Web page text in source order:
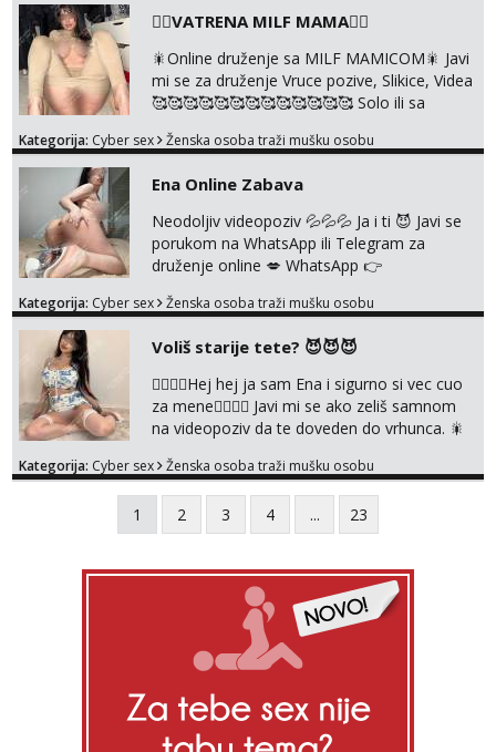
Uvijek sam spremna za ONLOINE zabavu.
Volim vruće u porukama uz pokoju fotku.
Radim slikice i videa po tvojoj želji te imam
raznih mater...
❤️‍🔥VATRENA MILF MAMA❤️‍🔥
🎇Online druženje sa MILF MAMICOM🎇 Javi
mi se za druženje Vruce pozive, Slikice, Videa
🥰🥰🥰🥰🥰🥰🥰🥰🥰🥰🥰🥰🥰 Solo ili sa
WhatsApp ili Telegram WhatsApp 👉
@enafriedrichkis 🤬NE RADIM SASTANKE I
DRUZENJA UZIVO🤬
Kategorija: Cyber sex Ženska osoba traži mušku osobu
Ena Online Zabava
Neodoljiv videopoziv 💦💦💦 Ja i ti 😈 Javi se
porukom na WhatsApp ili Telegram za
druženje online 💋 WhatsApp 👉
@enafriedrichkis NEE radimo sastnke uzivo
Kategorija: Cyber sex Ženska osoba traži mušku osobu
Voliš starije tete? 😈😈😈
❤️‍🔥❤️‍🔥Hej hej ja sam Ena i sigurno si vec cuo
za mene❤️‍🔥❤️‍🔥 Javi mi se ako zeliš samnom
na videopoziv da te doveden do vrhunca. 🎇
@enafriedrichkis Radim samo ONLINE I
NISTA UŽIVO!!!
Kategorija: Cyber sex Ženska osoba traži mušku osobu
1 2 3 4 ... 23